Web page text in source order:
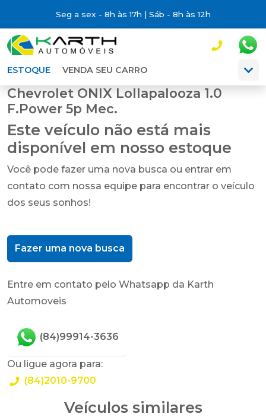
Seg a sex - 8h às 17h | Sáb - 8h às 12h
ESTOQUE VENDA SEU CARRO
Chevrolet ONIX Lollapalooza 1.0
F.Power 5p Mec.
Este veículo não está mais
disponível em nosso estoque
Você pode fazer uma nova busca ou entrar em
contato com nossa equipe para encontrar o veículo
dos seus sonhos!
Fazer uma nova busca
Entre em contato pelo Whatsapp da Karth
Automoveis
(84)99914-3636
Ou ligue agora para:
(84)2010-9700
Veículos similares